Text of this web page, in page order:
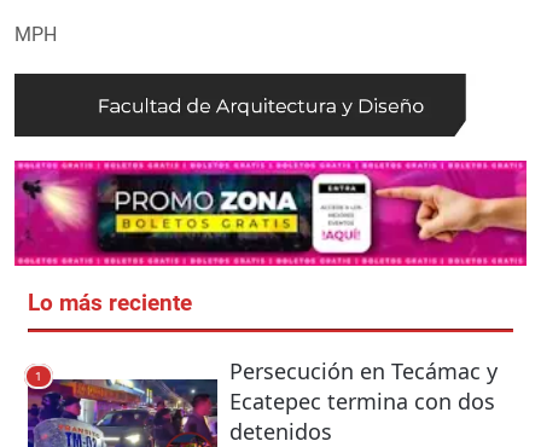
MPH
Lo más reciente
1
Persecución en Tecámac y
Ecatepec termina con dos
detenidos